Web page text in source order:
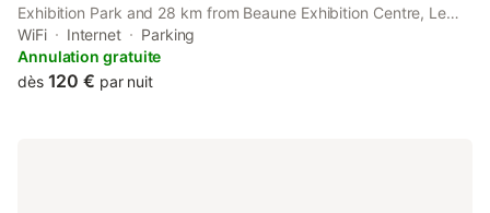
Exhibition Park and 28 km from Beaune Exhibition Centre, Le
Tonnelier Chalon offers free bikes and air conditioning.
WiFi Internet
Parking
Annulation gratuite
dès 120 € par nuit